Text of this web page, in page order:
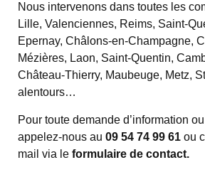
Nous intervenons dans toutes les
Lille, Valenciennes, Reims, Saint-
Epernay, Châlons-en-Champagne,
Mézières, Laon, Saint-Quentin,
Château-Thierry, Maubeuge, Metz,
alentours…
Pour toute demande d’information ou
appelez-nous au 09 54 74 99 61 ou
mail via le formulaire de contact.